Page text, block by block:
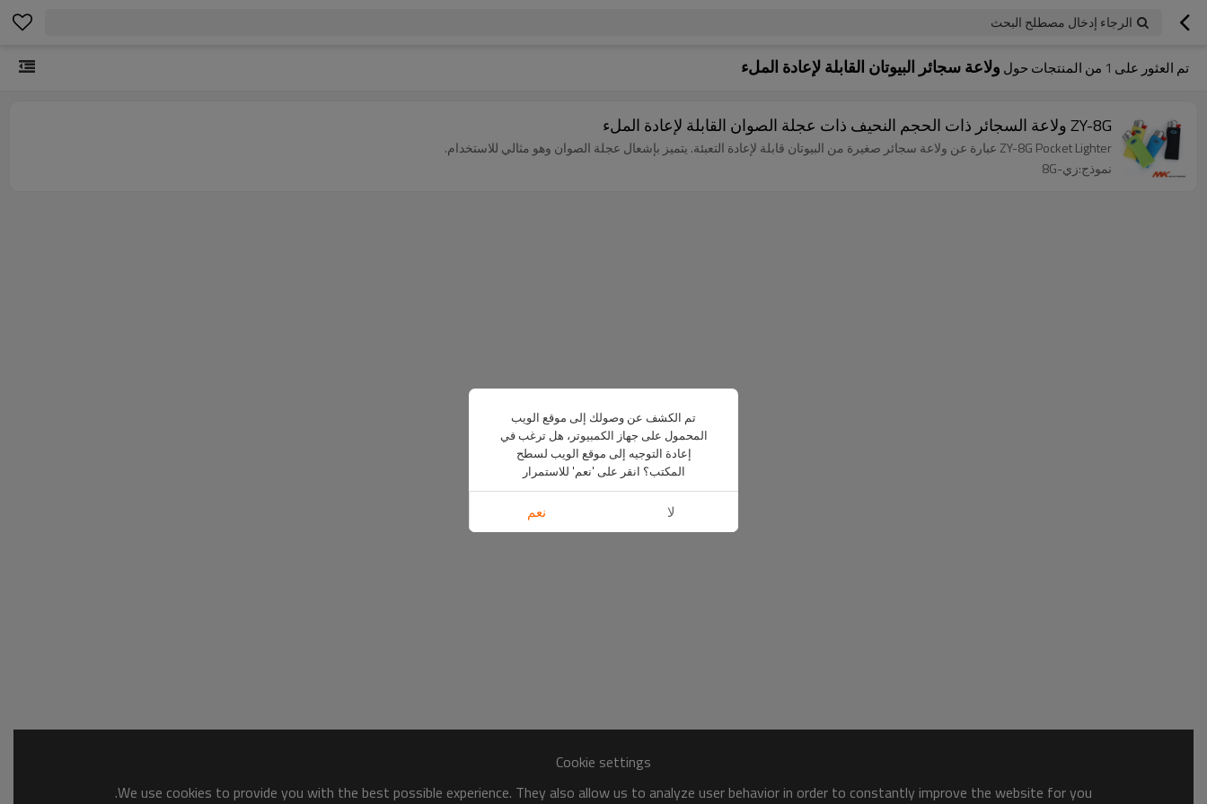
الرجاء إدخال مصطلح البحث
تم العثور على 1 من المنتجات حول ولاعة سجائر البيوتان القابلة لإعادة الملء
ZY-8G ولاعة السجائر ذات الحجم النحيف ذات عجلة الصوان القابلة لإعادة الملء
ZY-8G Pocket Lighter عبارة عن ولاعة سجائر صغيرة من البيوتان قابلة لإعادة التعبئة. يتميز بإشعال عجلة الصوان وهو مثالي للاستخدام.
نموذج:زي-8G
Cookie settings
We use cookies to provide you with the best possible experience. They also allow us to analyze user behavior in order to constantly improve the website for you.
تم الكشف عن وصولك إلى موقع الويب
المحمول على جهاز الكمبيوتر، هل ترغب في
إعادة التوجيه إلى موقع الويب لسطح
المكتب؟ انقر على 'نعم' للاستمرار
لا نعم